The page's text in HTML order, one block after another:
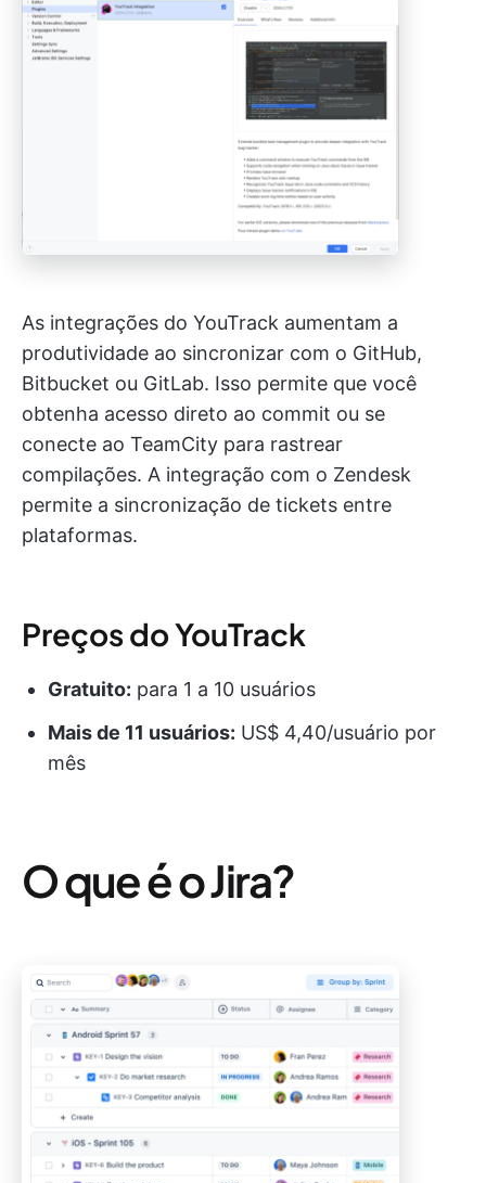
As integrações do YouTrack aumentam a
produtividade ao sincronizar com o GitHub,
Bitbucket ou GitLab. Isso permite que você
obtenha acesso direto ao commit ou se
conecte ao TeamCity para rastrear
compilações. A integração com o Zendesk
permite a sincronização de tickets entre
plataformas.
Preços do YouTrack
Gratuito: para 1 a 10 usuários
Mais de 11 usuários: US$ 4,40/usuário por
mês
O que é o Jira?